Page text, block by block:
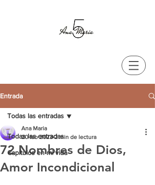
Entrada
Todas las entradas
Capítulos en mi vida
Todas las entradas
72 Nombres de Dios,
Amor Incondicional
Ana Maria
20 feb 2023 2 min de lectura